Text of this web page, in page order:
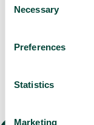
Selection
Necessary
Preferences
Statistics
Marketing